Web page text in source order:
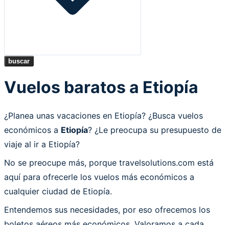
buscar
Vuelos baratos a Etiopía
¿Planea unas vacaciones en Etiopía? ¿Busca vuelos
económicos a Etiopía? ¿Le preocupa su presupuesto de
viaje al ir a Etiopía?
No se preocupe más, porque travelsolutions.com está
aquí para ofrecerle los vuelos más económicos a
cualquier ciudad de Etiopía.
Entendemos sus necesidades, por eso ofrecemos los